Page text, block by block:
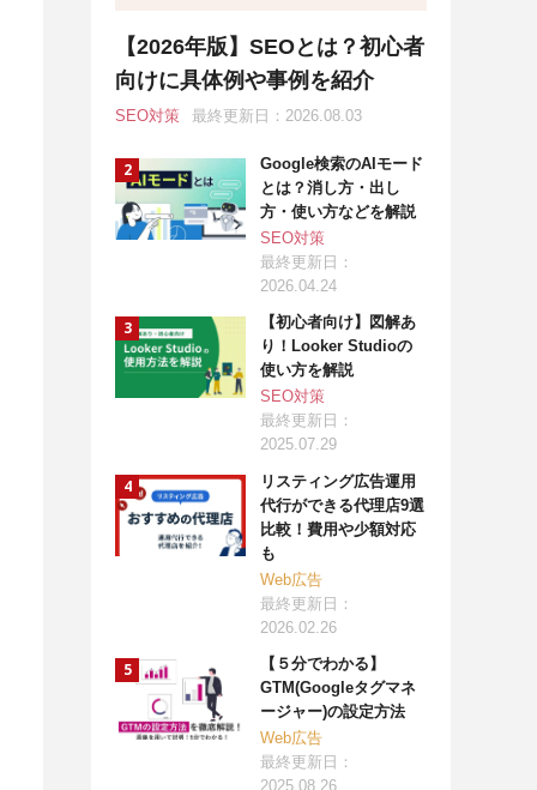
【2026年版】SEOとは？初心者
向けに具体例や事例を紹介
SEO対策 最終更新日：2026.08.03
Google検索のAIモード
とは？消し方・出し
方・使い方などを解説
SEO対策
最終更新日：
2026.04.24
【初心者向け】図解あ
り！Looker Studioの
使い方を解説
SEO対策
最終更新日：
2025.07.29
リスティング広告運用
代行ができる代理店9選
比較！費用や少額対応
も
Web広告
最終更新日：
2026.02.26
【５分でわかる】
GTM(Googleタグマネ
ージャー)の設定方法
Web広告
最終更新日：
2025.08.26